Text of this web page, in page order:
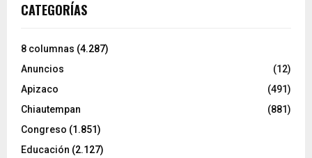
CATEGORÍAS
8 columnas (4.287)
Anuncios
(12)
Apizaco
(491)
Chiautempan
(881)
Congreso (1.851)
Educación (2.127)